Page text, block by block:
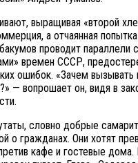
выращивая «второй
а отчаянная
проводит параллели
времен СССР,
ошибок. «Зачем вызывать
— вопрошает он, видя в
словно добрые
о гражданах. Они хотят
кафе и гостевые дома.